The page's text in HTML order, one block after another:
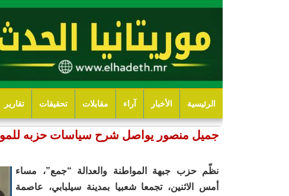
الرئيسية الأخبار آراء مقابلات تحقيقات تقارير
جميل منصور يواصل شرح سياسات حزبه
نظّم حزب جبهة المواطنة والعدالة “جمع”، مساء
أمس الاثنين، تجمعا شعبيا بمدينة سيلبابي، عاصمة